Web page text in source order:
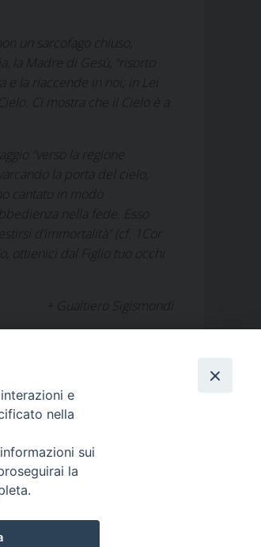
un sarcofago chiuso,
la Madre di Gesù, “risorto
e la riaccende in noi; in Lei
Ci mostra che il Cielo è a
“verso la regione
la porta del cielo,
cantato in modo
nella fede. Esso
d’immortalità” (cf.
1Cor
ottienici dal Figlio tuo occhi
+ Gualtiero Sigismondi
e
nella
sui
la